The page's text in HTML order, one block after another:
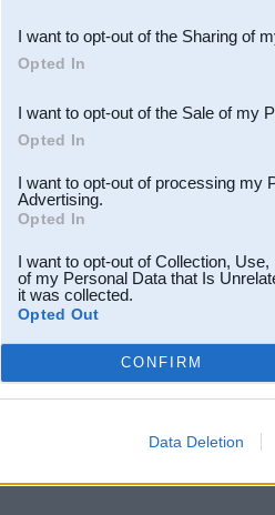
Downstream Participants
third parties.
I want to opt-out of the Sharing of
Opted In
I want to opt-out of the Sale of my
Opted In
I want to opt-out of processing my
Advertising.
Opted In
I want to opt-out of Collection,
of my Personal Data that Is
it was collected.
Opted Out
CONFIRM
Data Deletion